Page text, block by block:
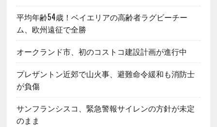
平均年齢54歳！ベイエリアの高齢者ラグビーチー
ム、欧州遠征で全勝
オークランド市、初のコストコ建設計画が進行中
プレザントン近郊で山火事、避難命令緩和も消防士
が負傷
サンフランシスコ、緊急警報サイレンの方針が未定
のまま